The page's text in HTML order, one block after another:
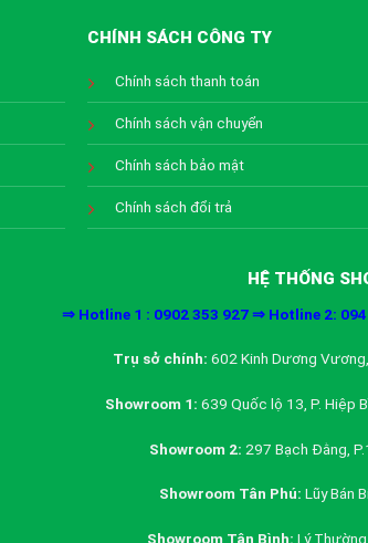
CHÍNH SÁCH CÔNG TY
Chính sách thanh toán
Chính sách vận chuyển
Chính sách bảo mật
Chính sách đổi trả
HỆ THỐNG
⇒ Hotline 1 : 0902 353 927 ⇒ Hotline 2:
Trụ sở chính: 602 Kinh Dương Vương,
Showroom 1: 639 Quốc lộ 13, P. Hiệp
Showroom 2: 297 Bạch Đằng,
Showroom Tân Phú: Lũy Bán
Showroom Tân Bình: Lý Thường